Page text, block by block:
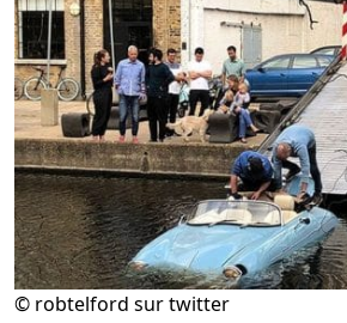
© robtelford sur twitter